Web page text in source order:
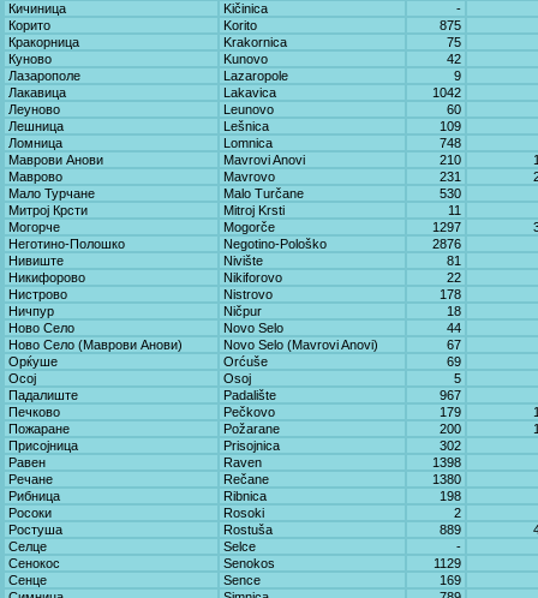
Кичиница
Kičinica
-
Корито
Korito
875
Кракорница
Krakornica
75
Куново
Kunovo
42
Лазарополе
Lazaropole
9
Лакавица
Lakavica
1042
Леуново
Leunovo
60
Лешница
Lešnica
109
Ломница
Lomnica
748
Маврови Анови
Mavrovi Anovi 210
Маврово
Mavrovo 231
Мало Турчане
Malo Turčane
530
Митрој Крсти
Mitroj Krsti
11
Могорче
Mogorče 1297
Неготино-Полошко
Negotino-Pološko
2876
Нивиште
Nivište
81
Никифорово
Nikiforovo
22
Нистрово
Nistrovo
178
Ничпур
Ničpur
18
Ново Село
Novo Selo
44
Ново Село (Маврови Анови)
Novo Selo (Mavrovi Anovi)
67
Орќуше
Orćuše
69
Осој
Osoj
5
Падалиште
Padalište
967
Печково
Pečkovo 179
Пожаране
Požarane 200
Присојница
Prisojnica
302
Равен
Raven
1398
Речане
Rečane
1380
Рибница
Ribnica
198
Росоки
Rosoki
2
Ростуша
Rostuša 889
Селце
Selce
-
Сенокос
Senokos
1129
Сенце
Sence
169